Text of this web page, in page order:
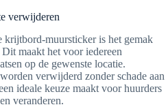
verwijderen
krijtbord-muursticker is het gemak
maakt het voor iedereen
op de gewenste locatie.
verwijderd zonder schade aan
ideale keuze maakt voor huurders
veranderen.